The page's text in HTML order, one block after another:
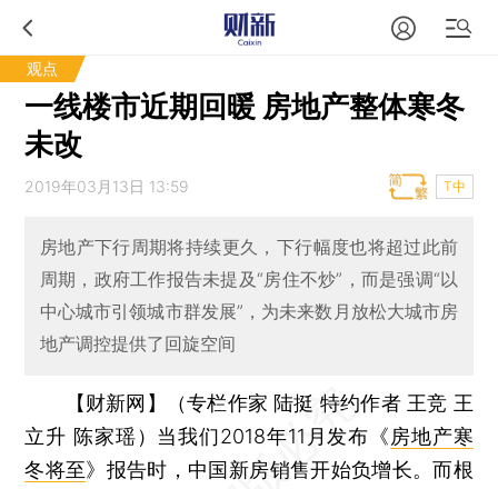
观点
一线楼市近期回暖 房地产整体寒冬
未改
2019年03月13日 13:59 T中
房地产下行周期将持续更久，下行幅度也将超过此前
周期，政府工作报告未提及“房住不炒”，而是强调“以
中心城市引领城市群发展”，为未来数月放松大城市房
地产调控提供了回旋空间
【财新网】（专栏作家 陆挺 特约作者 王竞 王
立升 陈家瑶） 当我们2018年11月发布《房地产寒
冬将至》报告时，中国新房销售开始负增长。而根